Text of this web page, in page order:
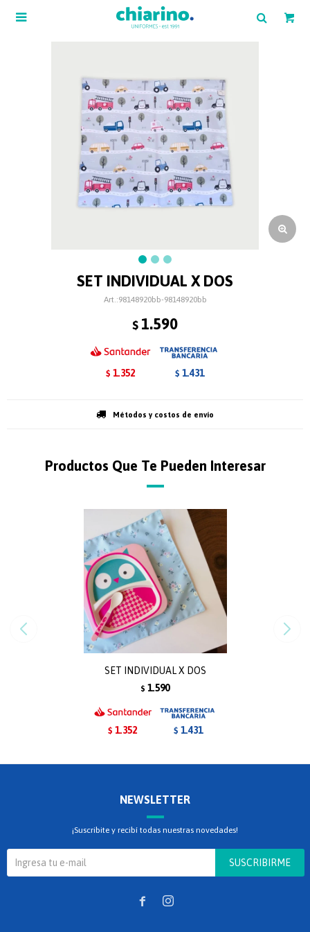

SET INDIVIDUAL X DOS
98148920bb-98148920bb
$ 1.590
$ 1.352 $ 1.431
Métodos y costos de envío
Productos Que Te Pueden Interesar
SET INDIVIDUAL X DOS
$ 1.590
$ 1.352 $ 1.431
NEWSLETTER
¡Suscribite y recibí todas nuestras novedades!
SUSCRIBIRME
 